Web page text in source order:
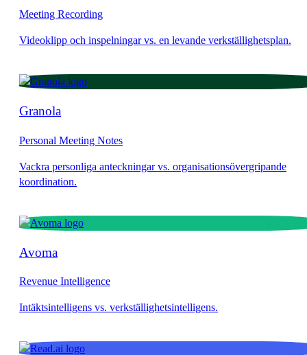
Meeting Recording
Granola
Personal Meeting Notes
Avoma
Revenue Intelligence